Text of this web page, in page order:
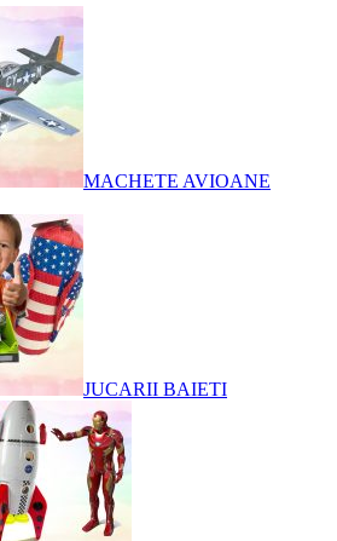
MACHETE AVIOANE
JUCARII BAIETI